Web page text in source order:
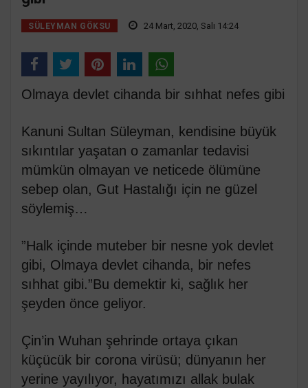
SÜLEYMAN GÖKSU 24 Mart, 2020, Salı 14:24
Olmaya devlet cihanda bir sıhhat nefes gibi
Kanuni Sultan Süleyman, kendisine büyük
sıkıntılar yaşatan o zamanlar tedavisi
mümkün olmayan ve neticede ölümüne
sebep olan, Gut Hastalığı için ne güzel
söylemiş…
”Halk içinde muteber bir nesne yok devlet
gibi, Olmaya devlet cihanda, bir nefes
sıhhat gibi.”Bu demektir ki, sağlık her
şeyden önce geliyor.
Çin’in Wuhan şehrinde ortaya çıkan
küçücük bir corona virüsü; dünyanın her
yerine yayılıyor, hayatımızı allak bulak